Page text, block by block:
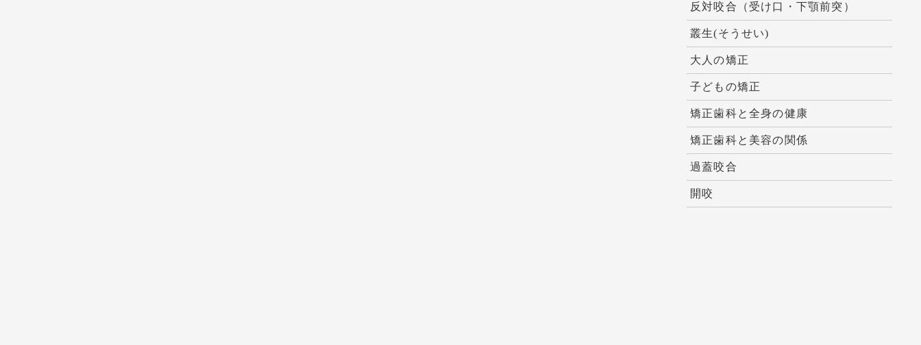
反対咬合（受け口・下顎前突）
叢生(そうせい)
大人の矯正
子どもの矯正
矯正歯科と全身の健康
矯正歯科と美容の関係
過蓋咬合
開咬